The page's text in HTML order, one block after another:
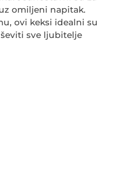
omiljeni napitak.
ovi keksi idealni su
sve ljubitelje